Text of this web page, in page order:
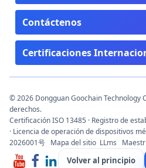
Contáctenos
Certificaciones
© 2026 Dongguan Goochain Technology
derechos.
Certificación ISO 13485 · Registro de
· Licencia de operación de dispositivos
2026001号 Mapa del sitio LLms
Volver al principio